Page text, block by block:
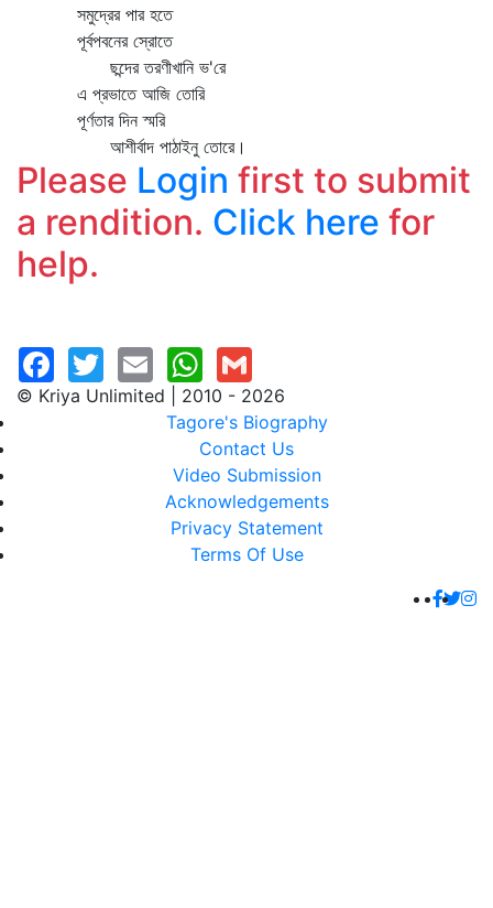
সমুদ্রের পার হতে
পূর্বপবনের স্রোতে
ছন্দের তরণীখানি ভ'রে
এ প্রভাতে আজি তোরি
পূর্ণতার দিন স্মরি
আশীর্বাদ পাঠাইনু তোরে।
Please Login first to submit
a rendition. Click here for
help.
© Kriya Unlimited | 2010 - 2026
Tagore's Biography
Contact Us
Video Submission
Acknowledgements
Privacy Statement
Terms Of Use